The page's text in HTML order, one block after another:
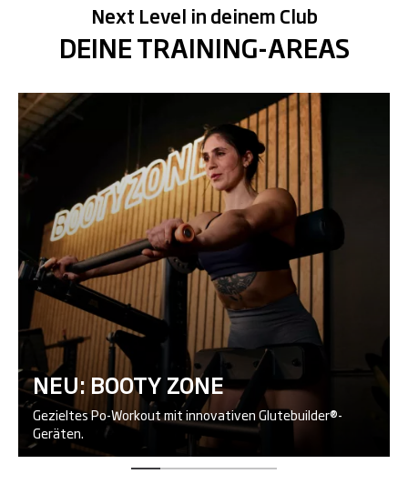
Next Level in deinem Club
DEINE TRAINING-AREAS
NEU: BOOTY ZONE
Gezieltes Po-Workout mit innovativen Glutebuilder®-
Geräten.